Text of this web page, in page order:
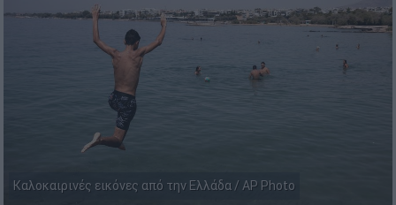
Καλοκαιρινές εικόνες από την Ελλάδα / AP Photo